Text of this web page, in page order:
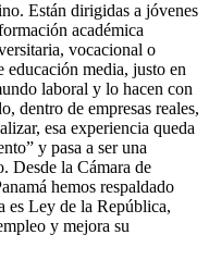
Están dirigidas a jóvenes
académica
vocacional o
educación media, justo en
laboral y lo hacen con
dentro de empresas reales,
esa experiencia queda
y pasa a ser una
Desde la Cámara de
hemos respaldado
es Ley de la República,
y mejora su